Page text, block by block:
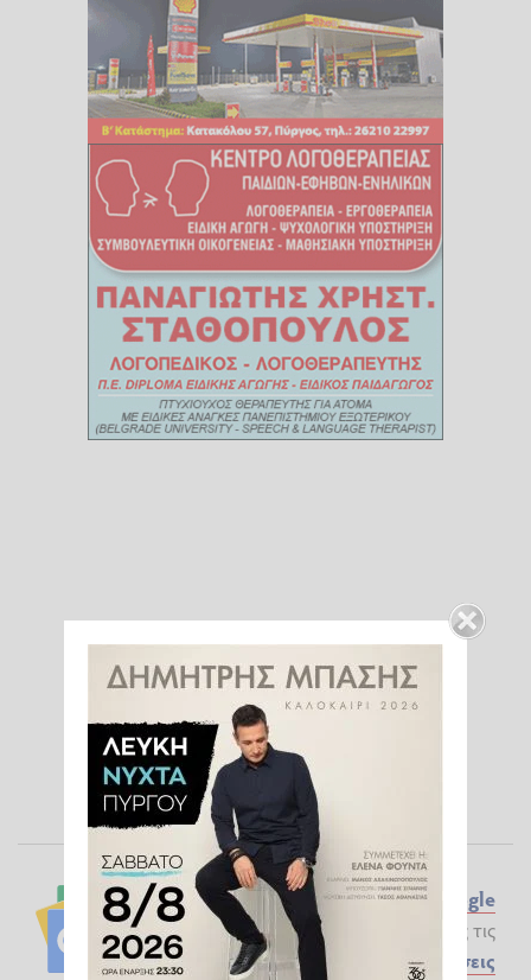
Ακολουθήστε το ilialive.gr στο Google
Newsκαι μάθετε πρώτοι όλες τις
Ειδήσεις